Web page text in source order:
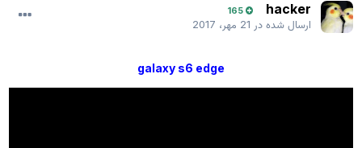
hacker
165
ارسال شده در21 مهر، 2017
galaxy s6 edge